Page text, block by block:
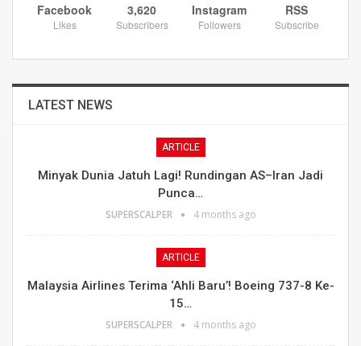
Facebook
Likes
3,620
Subscribers
Instagram
Followers
RSS
Subscribe
LATEST NEWS
ARTICLE
Minyak Dunia Jatuh Lagi! Rundingan AS–Iran Jadi
Punca…
SUPERSCALPER 4 months ago
ARTICLE
Malaysia Airlines Terima ‘Ahli Baru’! Boeing 737-8 Ke-
15…
SUPERSCALPER 4 months ago